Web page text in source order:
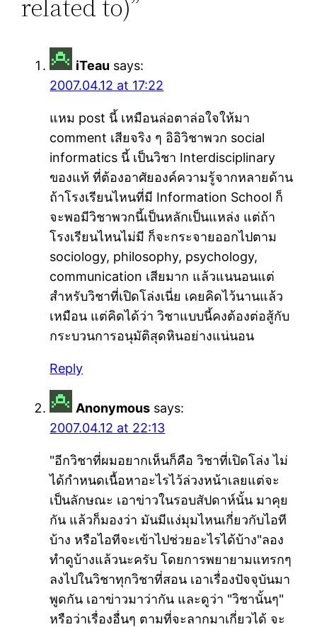
related to)”
iTeau says:
2007.04.12 at 17:22
แหม post นี้ เหมือนล่อตาล่อใจให้มา
comment เสียจริง ๆ อิอิวิชาพวก social
informatics นี้ เป็นวิชา Interdisciplinary
ของแท้ ที่ต้องอาศัยองค์ความรู้จากหลายด้าน
ถ้าโรงเรียนไหนที่มี Information School ก็
จะพอมีวิชาพวกนี้เป็นหลักเป็นแหล่ง แต่ถ้า
โรงเรียนไหนไม่มี ก็จะกระจายออกไปตาม
sociology, philosophy, psychology,
communication เสียมาก แล้วแนนอนแต่
สำหรับวิชาที่เปิดโล่งเนี่ย เคยคิดไว้นานแล้ว
เหมือน แต่คิดได้ว่า วิชาแบบนี้คงต้องต่อสู้กับ
กระบวนการอนุมัติสุดหินอย่างแน่นอน
Reply
Anonymous says:
2007.04.12 at 22:13
"อีกวิชาที่ผมอยากเห็นก็คือ วิชาที่เปิดโล่ง ไม่
ได้กำหนดเนื้อหาอะไรไว้ล่วงหน้าเลยแต่จะ
เป็นลักษณะ เอาข่าวในรอบสัปดาห์นั้น มาคุย
กัน แล้วก็มองว่า มันมีแง่มุมไหนเกี่ยวกับไอที
บ้าง หรือไอทีจะเข้าไปช่วยอะไรได้บ้าง"ลอง
ทำดูบ้างแล้วนะครับ โดยการพยายามแทรกๆ
ลงไปในวิชาทุกวิชาที่สอน เอาเรื่องปัจจุบันมา
พูดกัน เอาข่าวมาว่ากัน และดูว่า "วิชานั้นๆ"
หรือว่าเรื่องอื่นๆ ตามที่จะลากมาเกี่ยวได้ จะ